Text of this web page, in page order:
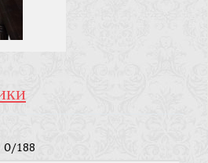
O/188